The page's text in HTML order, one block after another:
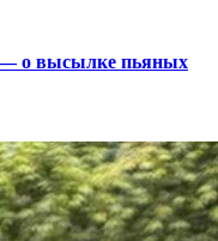
о высылке пьяных